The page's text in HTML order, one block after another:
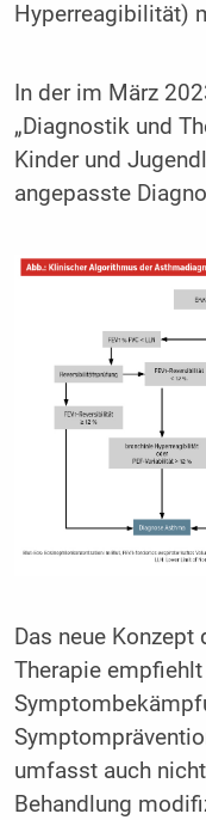
Hyperreagibilität)
In der im März
„Diagnostik und
Kinder und
angepasste
Das neue
Therapie
umfasst auch
Behandlung